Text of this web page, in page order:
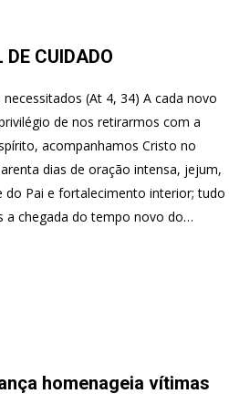
CUIDADO
(At 4, 34) A cada novo
de nos retirarmos com a
acompanhamos Cristo no
dias de oração intensa, jejum,
do Pai e fortalecimento interior; tudo
a chegada do tempo novo do…
homenageia vítimas